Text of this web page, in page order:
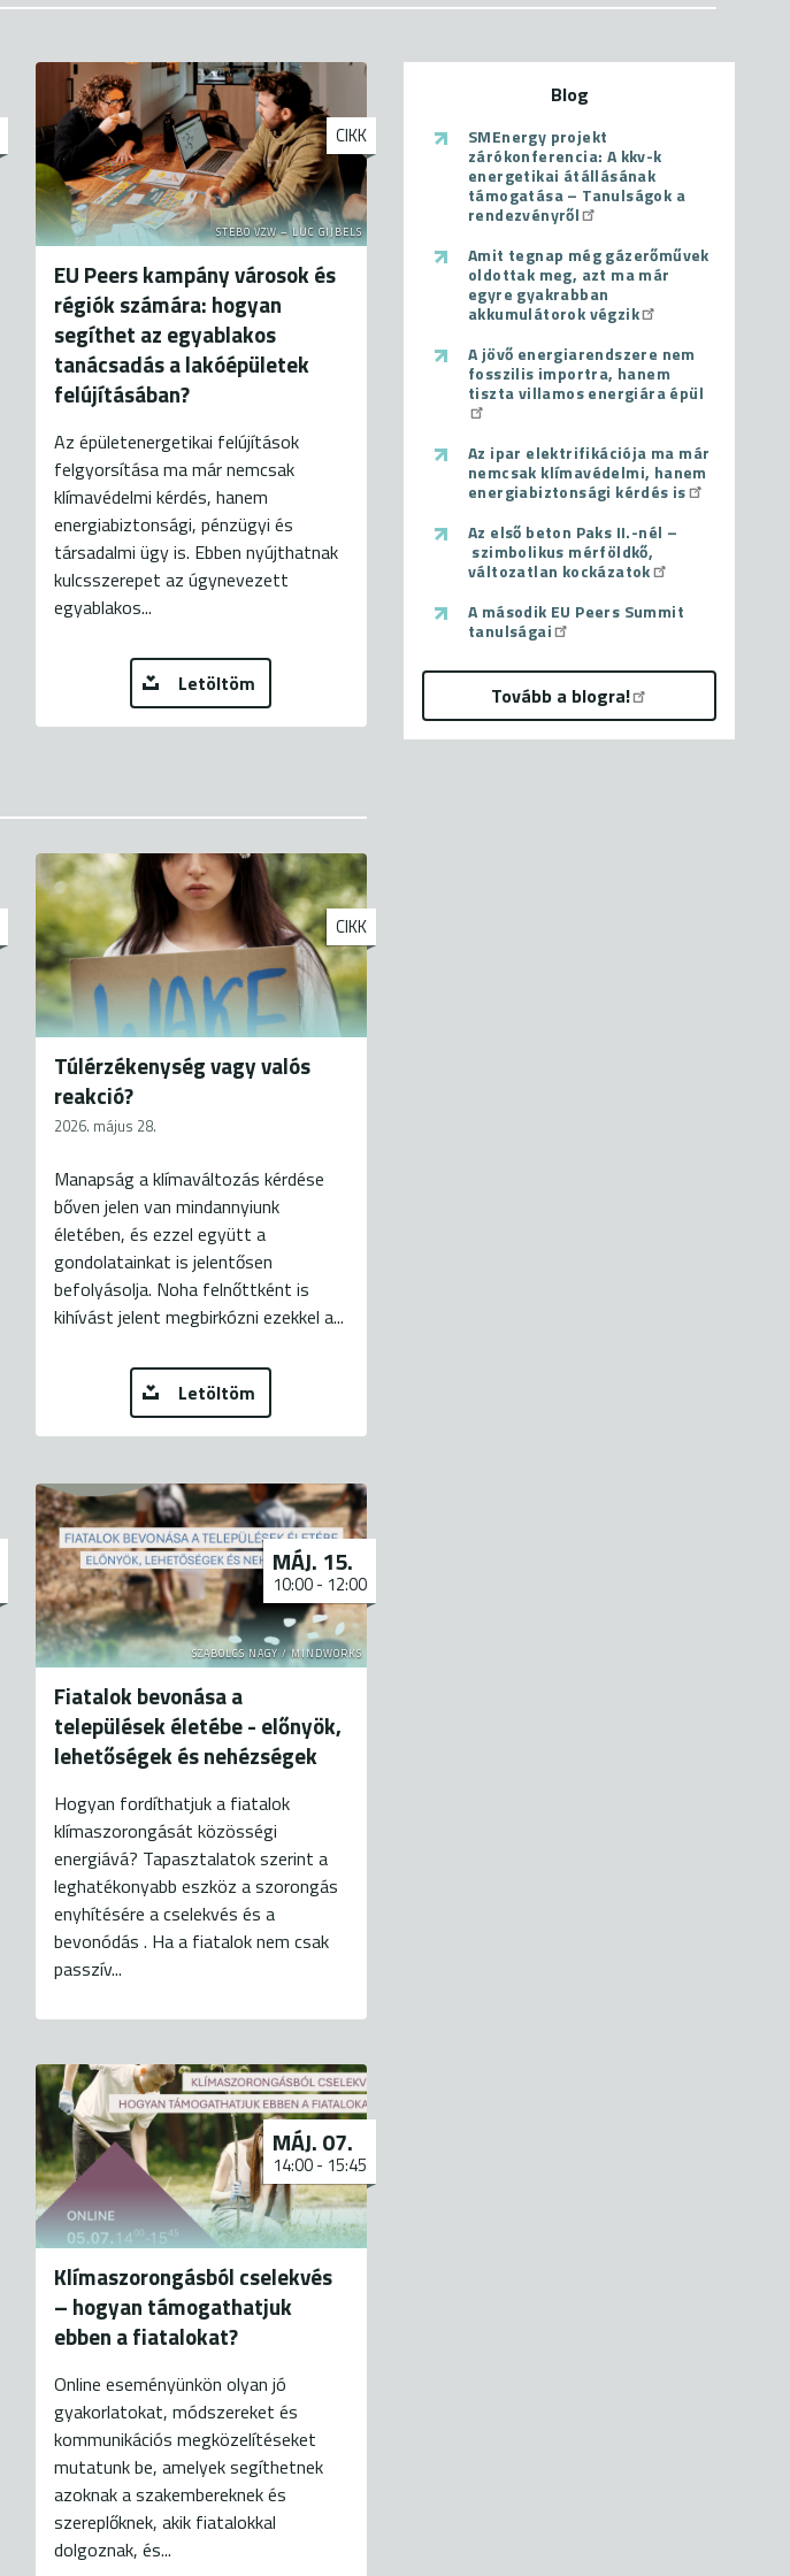
STEBO VZW – LUC GIJBELS
CIKK
EU Peers kampány városok és
régiók számára: hogyan
segíthet az egyablakos
tanácsadás a lakóépületek
felújításában?
Az épületenergetikai felújítások
felgyorsítása ma már nemcsak
klímavédelmi kérdés, hanem
energiabiztonsági, pénzügyi és
társadalmi ügy is. Ebben nyújthatnak
kulcsszerepet az úgynevezett
egyablakos...
Letöltöm
CIKK
Túlérzékenység vagy valós
reakció?
2026. május 28.
Manapság a klímaváltozás kérdése
bőven jelen van mindannyiunk
életében, és ezzel együtt a
gondolatainkat is jelentősen
befolyásolja. Noha felnőttként is
kihívást jelent megbirkózni ezekkel a...
Letöltöm
SZABOLCS NAGY / MINDWORKS
Fiatalok bevonása a
települések életébe - előnyök,
lehetőségek és nehézségek
MÁJ. 15.
10:00- 12:00
Hogyan fordíthatjuk a fiatalok
klímaszorongását közösségi
energiává? Tapasztalatok szerint a
leghatékonyabb eszköz a szorongás
enyhítésére a cselekvés és a
bevonódás . Ha a fiatalok nem csak
passzív...
Klímaszorongásból cselekvés
– hogyan támogathatjuk
ebben a fiatalokat?
MÁJ. 07.
14:00- 15:45
Online eseményünkön olyan jó
gyakorlatokat, módszereket és
kommunikációs megközelítéseket
mutatunk be, amelyek segíthetnek
azoknak a szakembereknek és
szereplőknek, akik fiatalokkal
dolgoznak, és...
Blog
SMEnergy projekt
zárókonferencia: A kkv-k
energetikai átállásának
támogatása – Tanulságok a
rendezvényről
Amit tegnap még gázerőművek
oldottak meg, azt ma már
egyre gyakrabban
akkumulátorok végzik
A jövő energiarendszere nem
fosszilis importra, hanem
tiszta villamos energiára épül
Az ipar elektrifikációja ma már
nemcsak klímavédelmi, hanem
energiabiztonsági kérdés is
Az első beton Paks II.-nél –
szimbolikus mérföldkő,
változatlan kockázatok
A második EU Peers Summit
tanulságai
Tovább a blogra!